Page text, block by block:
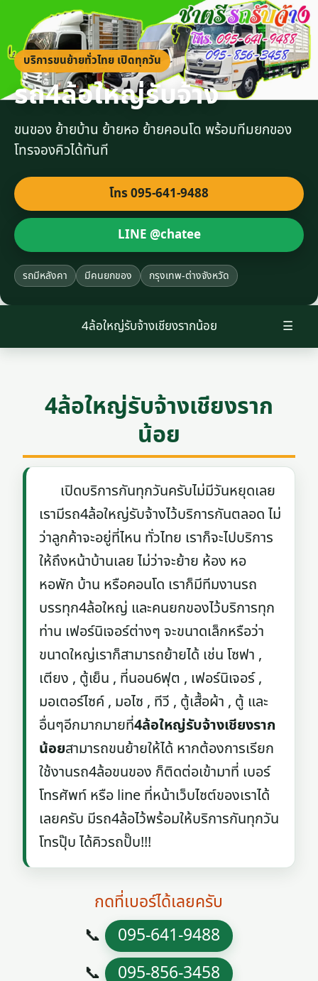
บริการขนย้ายทั่วไทย เปิดทุกวัน
รถ4ล้อใหญ่รับจ้าง
ขนของ ย้ายบ้าน ย้ายหอ ย้ายคอนโด พร้อมทีมยกของ
โทรจองคิวได้ทันที
โทร 095-641-9488
LINE @chatee
รถมีหลังคา มีคนยกของ กรุงเทพ-ต่างจังหวัด
☰
4ล้อใหญ่รับจ้างเชียงรากน้อย
4ล้อใหญ่รับจ้างเชียงราก
น้อย
เปิดบริการกันทุกวันครับไม่มีวันหยุดเลย
เรามีรถ4ล้อใหญ่รับจ้างไว้บริการกันตลอด ไม่
ว่าลูกค้าจะอยู่ที่ไหน ทั่วไทย เราก็จะไปบริการ
ให้ถึงหน้าบ้านเลย ไม่ว่าจะย้าย ห้อง หอ
หอพัก บ้าน หรือคอนโด เราก็มีทีมงานรถ
บรรทุก4ล้อใหญ่ และคนยกของไว้บริการทุก
ท่าน เฟอร์นิเจอร์ต่างๆ จะขนาดเล็กหรือว่า
ขนาดใหญ่เราก็สามารถย้ายได้ เช่น โซฟา ,
เตียง , ตู้เย็น , ที่นอน6ฟุต , เฟอร์นิเจอร์ ,
มอเตอร์ไซค์ , มอไซ , ทีวี , ตู้เสื้อผ้า , ตู้ และ
อื่นๆอีกมากมายที่4ล้อใหญ่รับจ้างเชียงราก
น้อยสามารถขนย้ายให้ได้ หากต้องการเรียก
ใช้งานรถ4ล้อขนของ ก็ติดต่อเข้ามาที่ เบอร์
โทรศัพท์ หรือ line ที่หน้าเว็บไซต์ของเราได้
เลยครับ มีรถ4ล้อไว้พร้อมให้บริการกันทุกวัน
โทรปุ๊บ ได้คิวรถปั๊บ!!!
กดที่เบอร์ได้เลยครับ
📞 095-641-9488
📞 095-856-3458